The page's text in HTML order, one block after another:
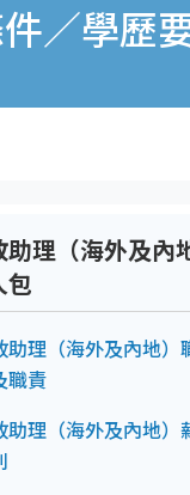
／學歷
理（海外及內
包
助理（海外及內地）
職責
助理（海外及內地）